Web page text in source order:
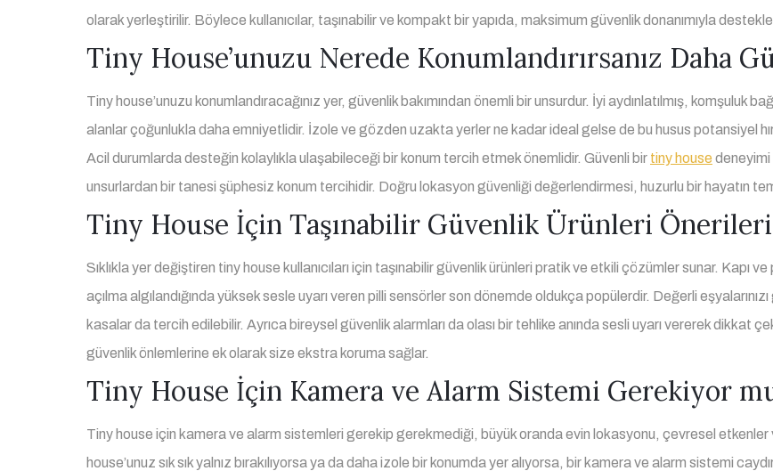
olarak yerleştirilir. Böylece kullanıcılar, taşınabilir ve kompakt bir yapıda, maksimum güvenlik donanımıyla
Tiny House’unuzu Nerede Konumlandırırsanız Daha
Tiny house’unuzu konumlandıracağınız yer, güvenlik bakımından önemli bir unsurdur. İyi aydınlatılmış, komşuluk
alanlar çoğunlukla daha emniyetlidir. İzole ve gözden uzakta yerler ne kadar ideal gelse de bu husus potansiyel
Acil durumlarda desteğin kolaylıkla ulaşabileceği bir konum tercih etmek önemlidir. Güvenli bir tiny house deneyimi
unsurlardan bir tanesi şüphesiz konum tercihidir. Doğru lokasyon güvenliği değerlendirmesi, huzurlu bir hayatın
Tiny House İçin Taşınabilir Güvenlik Ürünleri Önerileri
Sıklıkla yer değiştiren tiny house kullanıcıları için taşınabilir güvenlik ürünleri pratik ve etkili çözümler sunar.
açılma algılandığında yüksek sesle uyarı veren pilli sensörler son dönemde oldukça popülerdir. Değerli
kasalar da tercih edilebilir. Ayrıca bireysel güvenlik alarmları da olası bir tehlike anında sesli uyarı vererek dikkat
güvenlik önlemlerine ek olarak size ekstra koruma sağlar.
Tiny House İçin Kamera ve Alarm Sistemi Gerekiyor
Tiny house için kamera ve alarm sistemleri gerekip gerekmediği, büyük oranda evin lokasyonu, çevresel etkenler
house’unuz sık sık yalnız bırakılıyorsa ya da daha izole bir konumda yer alıyorsa, bir kamera ve alarm sistemi